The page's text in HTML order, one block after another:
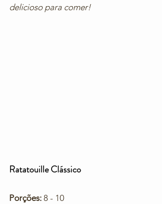
delicioso para comer!
Ratatouille Clássico
Porções: 8 - 10